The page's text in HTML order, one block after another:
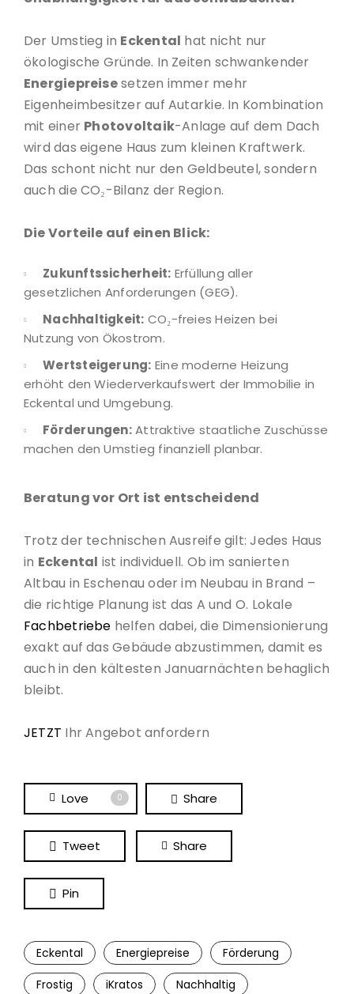
Der Umstieg in Eckental hat nicht nur
ökologische Gründe. In Zeiten schwankender
Energiepreisesetzen immer mehr
Eigenheimbesitzer auf Autarkie. In Kombination
mit einer Photovoltaik-Anlage auf dem Dach
wird das eigene Haus zum kleinen Kraftwerk.
Das schont nicht nur den Geldbeutel, sondern
auch die CO₂-Bilanz der Region.
Die Vorteile auf einen Blick:
Zukunftssicherheit: Erfüllung aller
gesetzlichen Anforderungen (GEG).
Nachhaltigkeit: CO₂-freies Heizen bei
Nutzung von Ökostrom.
Wertsteigerung: Eine moderne Heizung
erhöht den Wiederverkaufswert der Immobilie in
Eckental und Umgebung.
Förderungen:Attraktive staatliche Zuschüsse
machen den Umstieg finanziell planbar.
Beratung vor Ort ist entscheidend
Trotz der technischen Ausreife gilt: Jedes Haus
in Eckental ist individuell. Ob im sanierten
Altbau in Eschenau oder im Neubau in Brand –
die richtige Planung ist das A und O. Lokale
Fachbetriebe helfen dabei, die Dimensionierung
exakt auf das Gebäude abzustimmen, damit es
auch in den kältesten Januarnächten behaglich
bleibt.
JETZT Ihr Angebot anfordern
Love 0 Share
Tweet Share
Pin
Eckental Energiepreise
Förderung
Frostig
iKratos
Nachhaltig